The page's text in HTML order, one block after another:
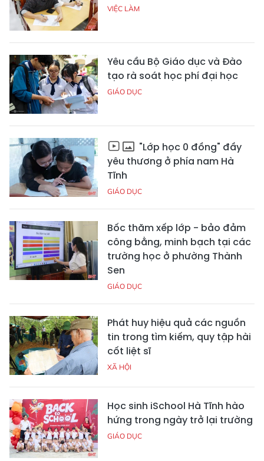
VIỆC LÀM
Yêu cầu Bộ Giáo dục và Đào
tạo rà soát học phí đại học
GIÁO DỤC
"Lớp học 0 đồng" đầy
yêu thương ở phía nam Hà
Tĩnh
GIÁO DỤC
Bốc thăm xếp lớp - bảo đảm
công bằng, minh bạch tại các
trường học ở phường Thành
Sen
GIÁO DỤC
Phát huy hiệu quả các nguồn
tin trong tìm kiếm, quy tập hài
cốt liệt sĩ
XÃ HỘI
Học sinh iSchool Hà Tĩnh hào
hứng trong ngày trở lại trường
GIÁO DỤC